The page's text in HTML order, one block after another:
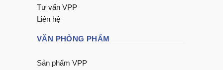
Tư vấn VPP
Liên hệ
VĂN PHÒNG PHẨM
Sản phẩm VPP